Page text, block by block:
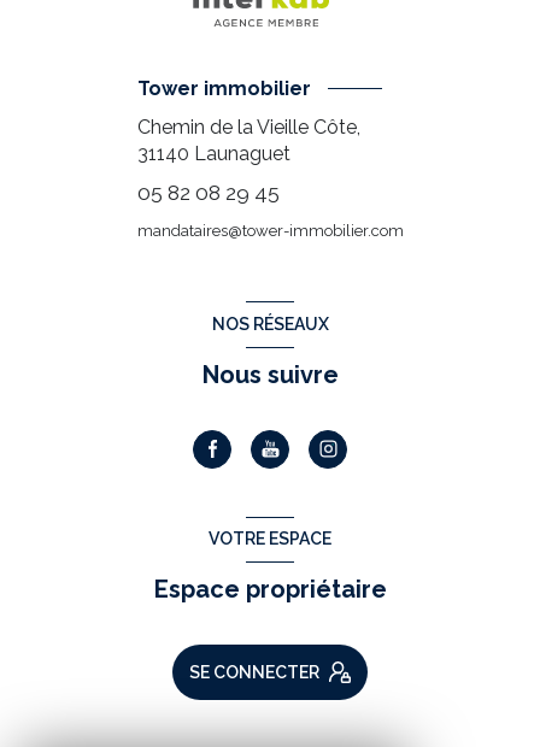
Tower immobilier
Chemin de la Vieille Côte,
31140 Launaguet
05 82 08 29 45
mandataires@tower-immobilier.com
NOS RÉSEAUX
Nous suivre
VOTRE ESPACE
Espace propriétaire
SE CONNECTER